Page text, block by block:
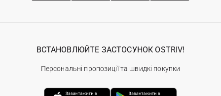
ВСТАНОВЛЮЙТЕ ЗАСТОСУНОК OSTRIV!
Персональні пропозиції та швидкі покупки